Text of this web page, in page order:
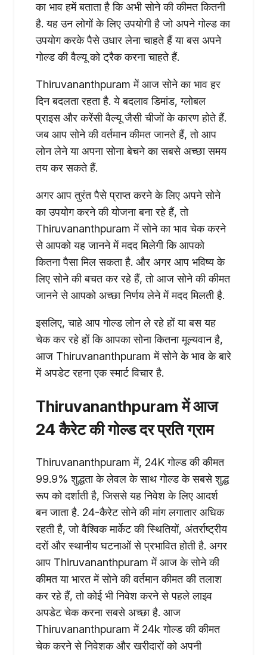
का भाव हमें बताता है कि अभी सोने की कीमत कितनी
है. यह उन लोगों के लिए उपयोगी है जो अपने गोल्ड का
उपयोग करके पैसे उधार लेना चाहते हैं या बस अपने
गोल्ड की वैल्यू को ट्रैक करना चाहते हैं.
Thiruvananthpuram में आज सोने का भाव हर
दिन बदलता रहता है. ये बदलाव डिमांड, ग्लोबल
प्राइस और करेंसी वैल्यू जैसी चीजों के कारण होते हैं.
जब आप सोने की वर्तमान कीमत जानते हैं, तो आप
लोन लेने या अपना सोना बेचने का सबसे अच्छा समय
तय कर सकते हैं.
अगर आप तुरंत पैसे प्राप्त करने के लिए अपने सोने
का उपयोग करने की योजना बना रहे हैं, तो
Thiruvananthpuram में सोने का भाव चेक करने
से आपको यह जानने में मदद मिलेगी कि आपको
कितना पैसा मिल सकता है. और अगर आप भविष्य के
लिए सोने की बचत कर रहे हैं, तो आज सोने की कीमत
जानने से आपको अच्छा निर्णय लेने में मदद मिलती है.
इसलिए, चाहे आप गोल्ड लोन ले रहे हों या बस यह
चेक कर रहे हों कि आपका सोना कितना मूल्यवान है,
आज Thiruvananthpuram में सोने के भाव के बारे
में अपडेट रहना एक स्मार्ट विचार है.
Thiruvananthpuram में आज
24 कैरेट की गोल्ड दर प्रति ग्राम
Thiruvananthpuram में, 24K गोल्ड की कीमत
99.9% शुद्धता के लेवल के साथ गोल्ड के सबसे शुद्ध
रूप को दर्शाती है, जिससे यह निवेश के लिए आदर्श
बन जाता है. 24-कैरेट सोने की मांग लगातार अधिक
रहती है, जो वैश्विक मार्केट की स्थितियों, अंतर्राष्ट्रीय
दरों और स्थानीय घटनाओं से प्रभावित होती है. अगर
आप Thiruvananthpuram में आज के सोने की
कीमत या भारत में सोने की वर्तमान कीमत की तलाश
कर रहे हैं, तो कोई भी निवेश करने से पहले लाइव
अपडेट चेक करना सबसे अच्छा है. आज
Thiruvananthpuram में 24k गोल्ड की कीमत
चेक करने से निवेशक और खरीदारों को अपनी